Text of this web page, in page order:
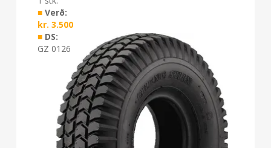
■Verð:
kr. 3.500
■DS:
GZ 0126